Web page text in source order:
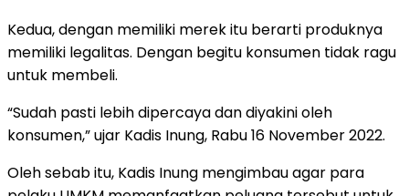
Kedua, dengan memiliki merek itu berarti produknya
memiliki legalitas. Dengan begitu konsumen tidak ragu
untuk membeli.
“Sudah pasti lebih dipercaya dan diyakini oleh
konsumen,” ujar Kadis Inung, Rabu 16 November 2022.
Oleh sebab itu, Kadis Inung mengimbau agar para